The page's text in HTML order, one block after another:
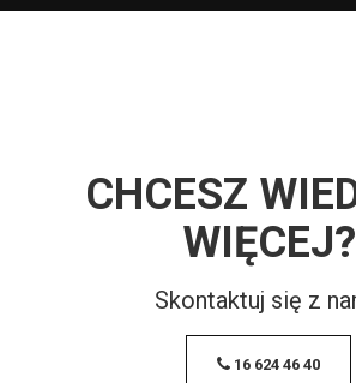
CHCESZ
WIĘCEJ?
Skontaktuj się z
16 624 46 40